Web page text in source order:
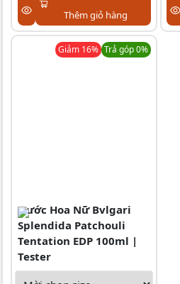
Thêm giỏ hàng
Giảm 16% Trả góp 0%
Nước Hoa Nữ Bvlgari
Splendida Patchouli
Tentation EDP 100ml |
Tester